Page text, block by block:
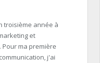
troisième année à
et
Pour ma première
j'ai